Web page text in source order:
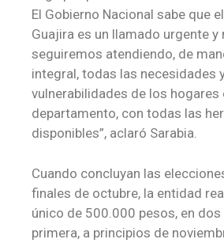
El Gobierno Nacional sabe que
Guajira es un llamado urgente y
seguiremos atendiendo, de
integral, todas las necesidades
vulnerabilidades de los hogares
departamento, con todas las
disponibles”, aclaró Sarabia.
Cuando concluyan las
finales de octubre, la entidad
único de 500.000 pesos, en dos
primera, a principios de